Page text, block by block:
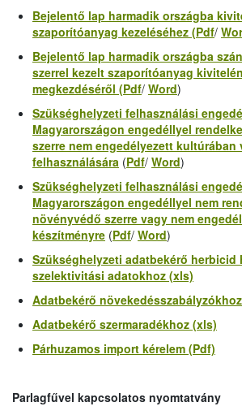
Bejelentő lap harmadik országba
szaporítóanyag kezeléséhez (Pdf/
Bejelentő lap harmadik országba
szerrel kezelt szaporítóanyag
megkezdéséről (Pdf/ Word)
Szükséghelyzeti felhasználási
Magyarországon engedéllyel
szerre nem engedélyezett kultúrában
felhasználására (Pdf/ Word)
Szükséghelyzeti felhasználási
Magyarországon engedéllyel nem
növényvédő szerre vagy nem
készítményre (Pdf/ Word)
Szükséghelyzeti adatbekérő herbicid
szelektivitási adatokhoz (xls)
Adatbekérő
Adatbekérő szermaradékhoz (xls)
Párhuzamos import kérelem (Pdf)
Parlagfűvel kapcsolatos nyomtatvány